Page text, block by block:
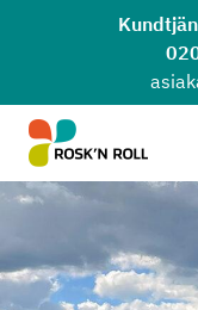
Hoppa till